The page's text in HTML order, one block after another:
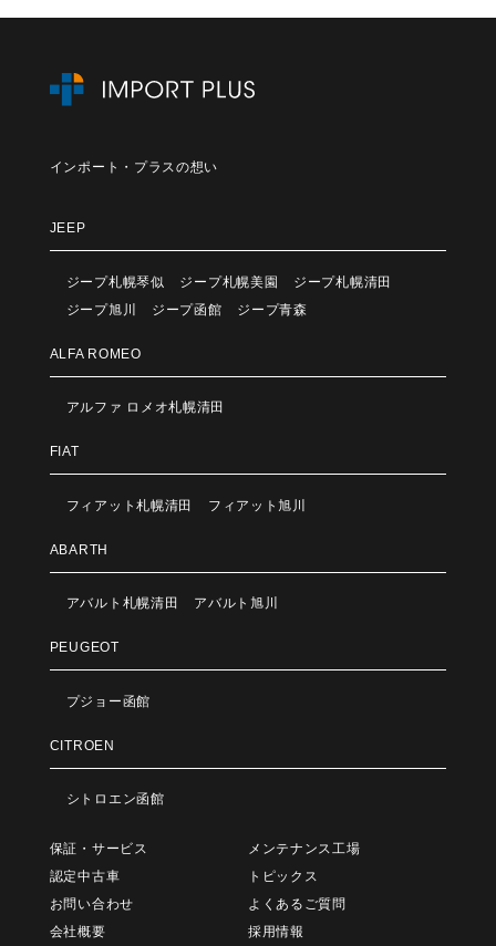
インポート・プラスの想い
JEEP
ジープ札幌琴似 ジープ札幌美園
ジープ札幌清田
ジープ旭川
ジープ函館 ジープ青森
ALFA ROMEO
アルファ ロメオ札幌清田
FIAT
フィアット札幌清田 フィアット旭川
ABARTH
アバルト札幌清田 アバルト旭川
PEUGEOT
プジョー函館
CITROEN
シトロエン函館
保証・サービス
メンテナンス工場
認定中古車
トピックス
お問い合わせ
よくあるご質問
会社概要
採用情報